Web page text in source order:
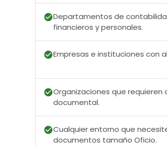
Departamentos de
financieros y personales.
Empresas e instituciones con
Organizaciones que
documental.
Cualquier entorno que
documentos tamaño Oficio.